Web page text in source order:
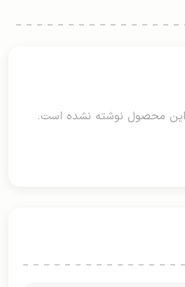
این محصول نوشته نشده است.